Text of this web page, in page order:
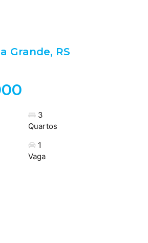
Grande, RS
3
Quartos
1
Vaga